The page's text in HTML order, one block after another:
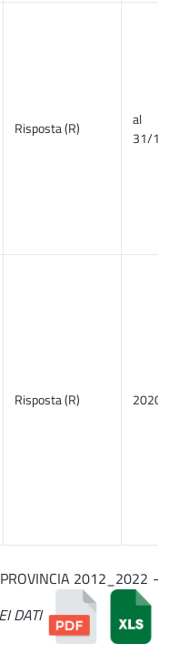
Risposta (R)
al
31/
Risposta (R)
2012_2022 -
DATI